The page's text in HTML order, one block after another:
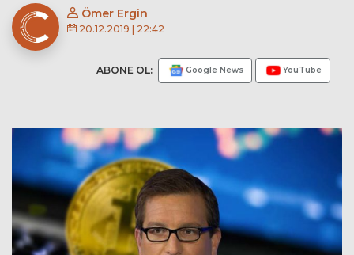
Ömer Ergin
20.12.2019 | 22:42
ABONE OL: Google News YouTube